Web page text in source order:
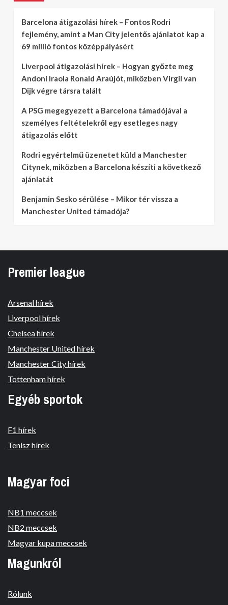
Barcelona átigazolási hírek – Fontos Rodri
fejlemény, amint a Man City jelentős ajánlatot kap a
69 millió fontos középpályásért
Liverpool átigazolási hírek – Hogyan győzte meg
Andoni Iraola Ronald Araújót, miközben Virgil van
Dijk végre társra talált
A PSG megegyezett a Barcelona támadójával a
személyes feltételekről egy esetleges nagy
átigazolás előtt
Rodri egyértelmű üzenetet küld a Manchester
Citynek, miközben a Barcelona készíti a következő
ajánlatát
Benjamin Sesko sérülése – Mikor tér vissza a
Manchester United támadója?
Premier league
Arsenal hírek
Liverpool hírek
Chelsea hírek
Manchester United hírek
Manchester City hírek
Tottenham hírek
Egyéb sportok
F1 hírek
Tenisz hírek
Magyar foci
NB1 meccsek
NB2 meccsek
Magyar kupa meccsek
Magunkról
Rólunk